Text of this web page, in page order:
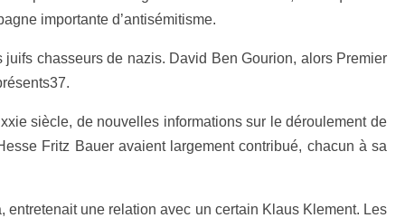
importante d’antisémitisme.
chasseurs de nazis. David Ben Gourion, alors Premier
siècle, de nouvelles informations sur le déroulement de
Fritz Bauer avaient largement contribué, chacun à sa
une relation avec un certain Klaus Klement. Les